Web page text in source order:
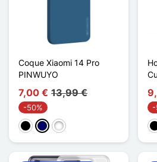
Coque Xiaomi 14 Pro
PINWUYO
7,00 € 13,99 €
-50%
SchwarzMarineblau
Vert Matcha
-